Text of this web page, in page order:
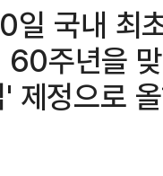
국내 최
주년을
제정으로